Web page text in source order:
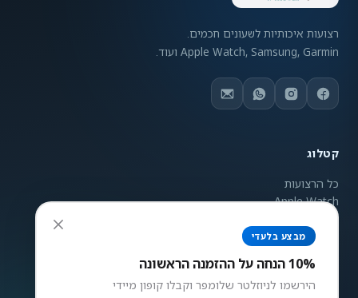
רצועות איכותיות לשעונים חכמים.
Apple Watch, Samsung, Garmin ועוד.
קטלוג
כל הרצועות
Apple Watch
Samsung Galaxy
Garmin
ניגודיות צבעים
גבוה הפוך אפור
גודל טקסט
מבצע בלעדי
10% הנחה על ההזמנה הראשונה
הירשמו לניוזלטר שלומפר וקבלו קופון מיידי